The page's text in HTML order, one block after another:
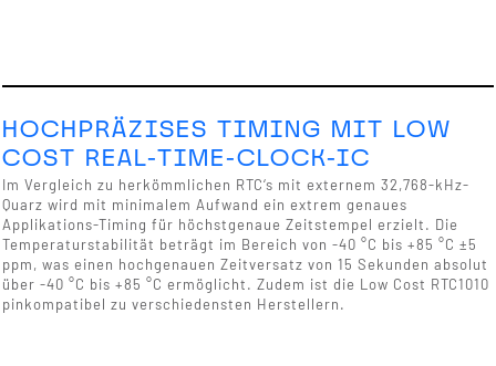
HOCHPRÄZISES TIMING MIT LOW
COST REAL-TIME-CLOCK-IC
Im Vergleich zu herkömmlichen RTC‘s mit externem 32,768-kHz-
Quarz wird mit minimalem Aufwand ein extrem genaues
Applikations-Timing für höchstgenaue Zeitstempel erzielt. Die
Temperaturstabilität beträgt im Bereich von -40 °C bis +85 °C ±5
ppm, was einen hochgenauen Zeitversatz von 15 Sekunden absolut
über -40 °C bis +85 °C ermöglicht. Zudem ist die Low Cost RTC1010
pinkompatibel zu verschiedensten Herstellern.